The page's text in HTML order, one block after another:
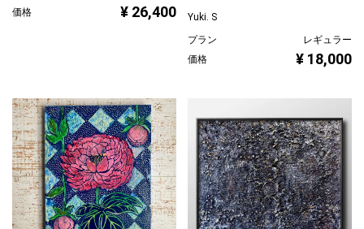
価格
¥ 26,400
Yuki. S
プラン
レギュラー
価格
¥ 18,000